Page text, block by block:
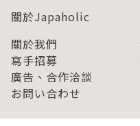
關於Japaholic
關於我們
寫手招募
廣告、合作洽談
お問い合わせ